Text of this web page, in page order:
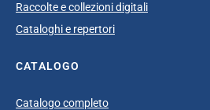
Raccolte e collezioni digitali
Cataloghi e repertori
CATALOGO
Catalogo completo